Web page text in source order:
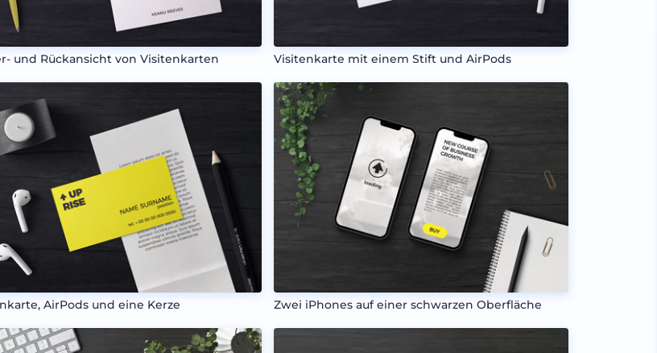
und Rückansicht von Visitenkarten
AirPods und eine Kerze
Visitenkarte mit einem Stift und AirPods
Zwei iPhones auf einer schwarzen Oberfläche